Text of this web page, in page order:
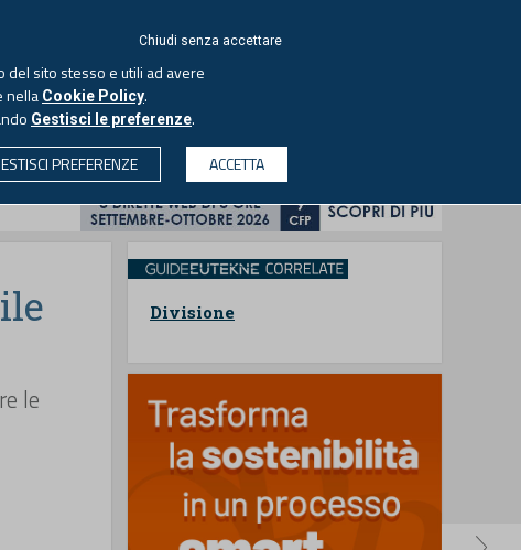
& SOCIETÀ PROFESSIONI
le
Divisione
Chiudi senza accettare
del sito stesso e utili ad avere
nella Cookie Policy.
Gestisci le preferenze.
PREFERENZE
ACCETTA